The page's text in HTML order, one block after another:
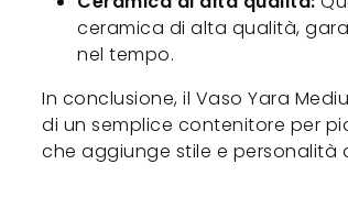
ceramica di alta qualità,
nel tempo.
In conclusione, il Vaso Yara
di un semplice contenitore per
che aggiunge stile e personalità